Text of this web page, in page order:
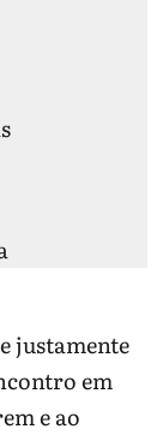
justamente
em
e ao